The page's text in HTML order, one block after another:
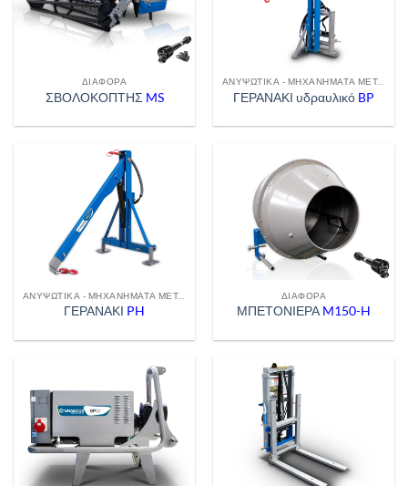
ΔΙΆΦΟΡΑ
ΣΒΟΛΟΚΟΠΤΗΣ MS
ΑΝΥΨΩΤΙΚΆ - ΜΗΧΑΝΉΜΑΤΑ ΜΕΤΑΦΟΡΆΣ
ΓΕΡΑΝΑΚΙ υδραυλικό BP
ΑΝΥΨΩΤΙΚΆ - ΜΗΧΑΝΉΜΑΤΑ ΜΕΤΑΦΟΡΆΣ
ΓΕΡΑΝΑΚΙ PH
ΔΙΆΦΟΡΑ
ΜΠΕΤΟΝΙΕΡΑ M150-H